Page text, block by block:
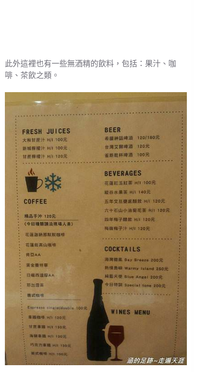
此外這裡也有一些無酒精的飲料，包括：果汁、咖
啡、茶飲之類。